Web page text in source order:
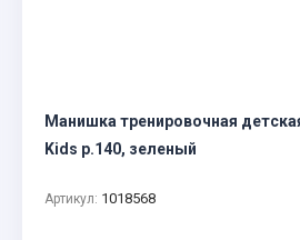
Манишка тренировочная
Kids р.140, зеленый
Артикул: 1018568